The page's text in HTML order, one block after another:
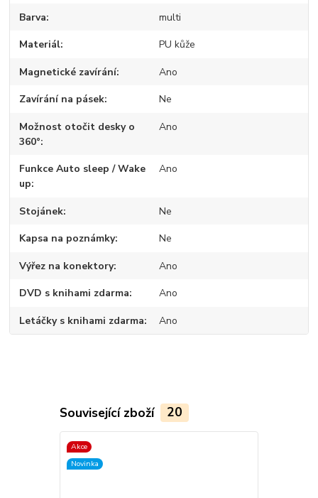
Barva multi
Materiál PU kůže
Magnetické zavírání Ano
Zavírání na pásek Ne
Možnost otočit desky o
360°
Ano
Funkce Auto sleep / Wake
up
Ano
Stojánek Ne
Kapsa na poznámky Ne
Výřez na konektory Ano
DVD s knihami zdarma Ano
Letáčky s knihami zdarma Ano
Související zboží 20
Akce
Novinka